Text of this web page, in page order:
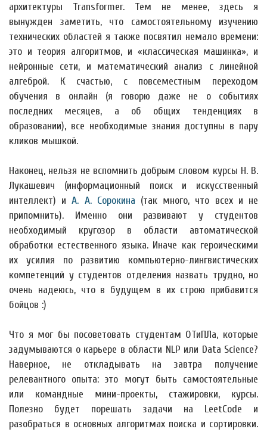
архитектуры Transformer. Тем не менее, здесь я
вынужден заметить, что самостоятельному изучению
технических областей я также посвятил немало времени:
это и теория алгоритмов, и «классическая машинка», и
нейронные сети, и математический анализ с линейной
алгеброй. К счастью, с повсеместным переходом
обучения в онлайн (я говорю даже не о событиях
последних месяцев, а об общих тенденциях в
образовании), все необходимые знания доступны в пару
кликов мышкой.
Наконец, нельзя не вспомнить добрым словом курсы Н. В.
Лукашевич (информационный поиск и искусственный
интеллект) иА. А. Сорокина (так много, что всех и не
припомнить). Именно они развивают у студентов
необходимый кругозор в области автоматической
обработки естественного языка. Иначе как героическими
их усилия по развитию компьютерно-лингвистических
компетенций у студентов отделения назвать трудно, но
очень надеюсь, что в будущем в их строю прибавится
бойцов :)
Что я мог бы посоветовать студентам ОТиПЛа, которые
задумываются о карьере в области NLP или Data Science?
Наверное, не откладывать на завтра получение
релевантного опыта: это могут быть самостоятельные
или командные мини-проекты, стажировки, курсы.
Полезно будет порешать задачи на LeetCode и
разобраться в основных алгоритмах поиска и сортировки.